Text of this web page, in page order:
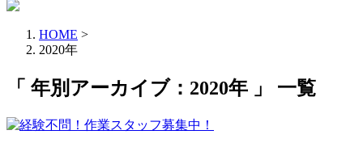
HOME >
2020年
「 年別アーカイブ：2020年 」 一覧